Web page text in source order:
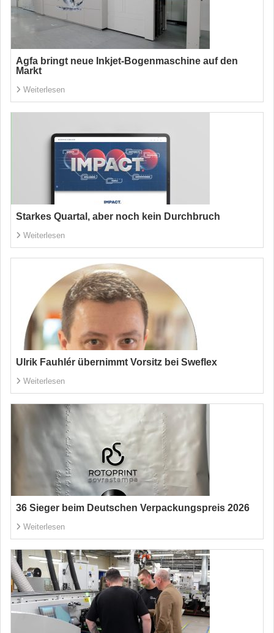
Agfa bringt neue Inkjet-Bogenmaschine auf den
Markt
Weiterlesen
Starkes Quartal, aber noch kein Durchbruch
Weiterlesen
Ulrik Fauhlér übernimmt Vorsitz bei Sweflex
Weiterlesen
36 Sieger beim Deutschen Verpackungspreis 2026
Weiterlesen